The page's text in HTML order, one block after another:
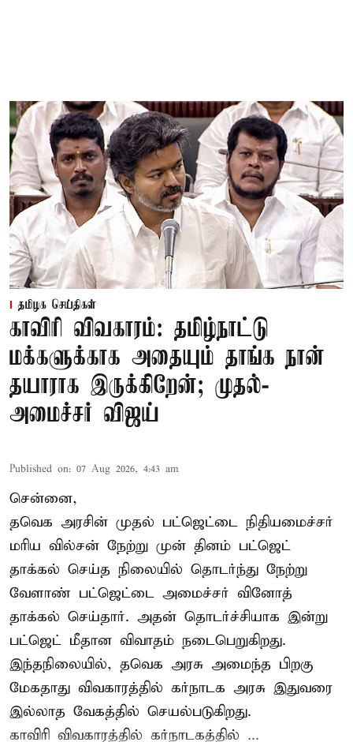
தமிழக செய்திகள்
காவிரி விவகாரம்: தமிழ்நாட்டு
மக்களுக்காக அதையும் தாங்க நான்
தயாராக இருக்கிறேன்; முதல்-
அமைச்சர் விஜய்
Published on: 07 Aug 2026, 4:43 am
சென்னை,
தவெக அரசின் முதல் பட்ஜெட்டை நிதியமைச்சர்
மரிய வில்சன் நேற்று முன் தினம் பட்ஜெட்
தாக்கல் செய்த நிலையில் தொடர்ந்து நேற்று
வேளாண் பட்ஜெட்டை அமைச்சர் வினோத்
தாக்கல் செய்தார். அதன் தொடர்ச்சியாக இன்று
பட்ஜெட் மீதான விவாதம் நடைபெறுகிறது.
இந்தநிலையில், தவெக அரசு அமைந்த பிறகு
மேகதாது விவகாரத்தில் கர்நாடக அரசு இதுவரை
இல்லாத வேகத்தில் செயல்படுகிறது.
காவிரி விவகாரத்தில் கர்நாடகத்தில் ...